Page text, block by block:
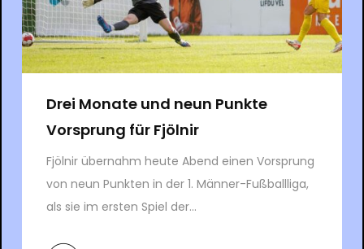
Drei Monate und neun Punkte
Vorsprung für Fjölnir
Fjölnir übernahm heute Abend einen Vorsprung
von neun Punkten in der 1. Männer-Fußballliga,
als sie im ersten Spiel der...